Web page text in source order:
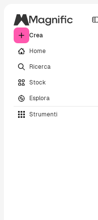
Crea
Home
Ricerca
Stock
Esplora
Strumenti